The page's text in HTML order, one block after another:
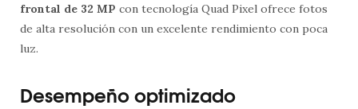
frontal de 32 MP con tecnología Quad Pixel ofrece fotos
de alta resolución con un excelente rendimiento con poca
luz.
Desempeño optimizado